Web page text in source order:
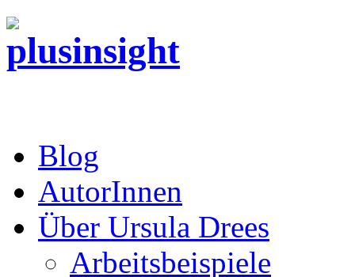
Blog
AutorInnen
Über Ursula Drees
Arbeitsbeispiele